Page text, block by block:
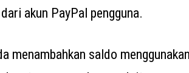
akun PayPal pengguna.
menambahkan saldo menggunakan